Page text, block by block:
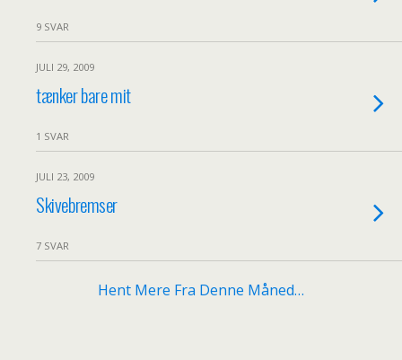
9 SVAR
JULI 29, 2009
tænker bare mit
1 SVAR
JULI 23, 2009
Skivebremser
7 SVAR
Hent Mere Fra Denne Måned…